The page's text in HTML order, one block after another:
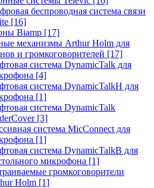
беспроводная система связи
[16]
Biamp [17]
механизмы Arthur Holm для
и громкоговорителей [17]
система DynamicTalk для
[4]
система DynamicTalkH для
[1]
система DynamicTalk
[3]
система MicConnect для
[1]
система DynamicTalkB для
микрофона [1]
громкоговорители
Holm [1]